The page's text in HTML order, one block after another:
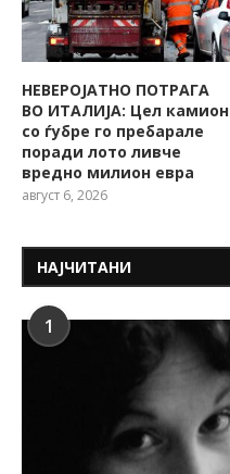
НЕВЕРОЈАТНО ПОТРАГА
ВО ИТАЛИЈА: Цел камион
со ѓубре го пребарале
поради лото ливче
вредно милион евра
август 6, 2026
НАЈЧИТАНИ
1